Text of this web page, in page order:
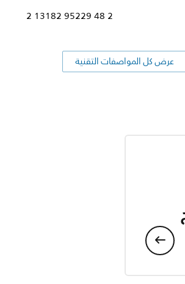
2 48 95229 13182 2
عرض كل المواصفات التقنية